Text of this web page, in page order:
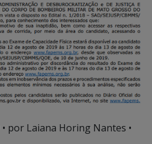
• por Laiana Horing Nantes •